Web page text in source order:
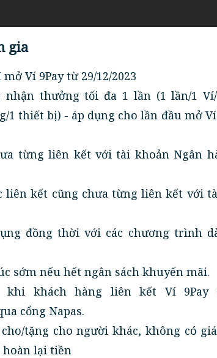
gia
Ví 9Pay từ 29/12/2023
thưởng tối đa 1 lần (1 lần/1 Ví/
1 thiết bị) - áp dụng cho lần đầu mở
từng liên kết với tài khoản Ngân
liên kết cũng chưa từng liên kết với
đồng thời với các chương trình
sớm nếu hết ngân sách khuyến mãi.
khách hàng liên kết Ví 9Pay
cổng Napas.
tặng cho người khác, không có
lại tiền